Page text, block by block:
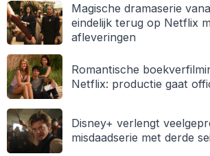
Magische dramaserie
eindelijk terug op Netflix
afleveringen
Romantische
Netflix: productie gaat
Disney+ verlengt
misdaadserie met derde